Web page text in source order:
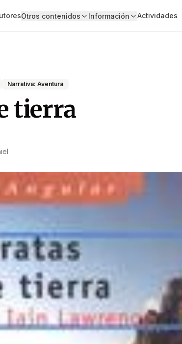
Otros contenidos Información Actividades
Narrativa: Aventura
tierra